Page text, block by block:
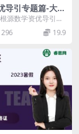
导引专题篇-大林
学培优拓展课
源数学资优导引》
、专题篇和冲刺
个初...
296 19.9